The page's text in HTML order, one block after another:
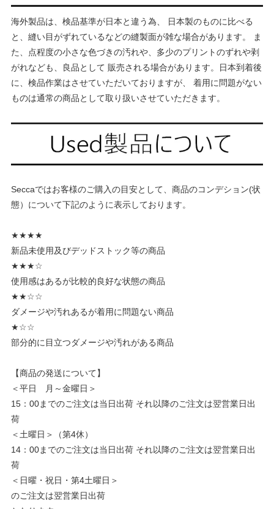
海外製品は、検品基準が日本と違う為、 日本製のものに比べる
と、縫い目がずれているなどの縫製面が雑な場合があります。 ま
た、点程度の小さな色づきの汚れや、多少のプリントのずれや剥
がれなども、良品として 販売される場合があります。日本到着後
に、検品作業はさせていただいておりますが、 着用に問題がない
ものは通常の商品として取り扱いさせていただきます。
Seccaではお客様のご購入の目安として、商品のコンデション(状
態）について下記のように表示しております。
★★★★
新品未使用及びデッドストック等の商品
★★★☆
使用感はあるが比較的良好な状態の商品
★★☆☆
ダメージや汚れあるが着用に問題ない商品
★☆☆
部分的に目立つダメージや汚れがある商品
【商品の発送について】
＜平日 月～金曜日＞
15：00までのご注文は当日出荷 それ以降のご注文は翌営業日出
荷
＜土曜日＞（第4休）
14：00までのご注文は当日出荷 それ以降のご注文は翌営業日出
荷
＜日曜・祝日・第4土曜日＞
のご注文は翌営業日出荷